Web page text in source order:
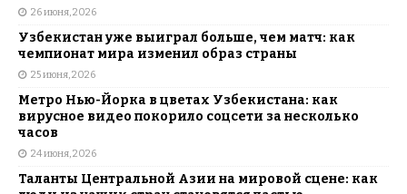
26 июня, 2026
Узбекистан уже выиграл больше, чем матч: как
чемпионат мира изменил образ страны
25 июня, 2026
Метро Нью-Йорка в цветах Узбекистана: как
вирусное видео покорило соцсети за несколько
часов
24 июня, 2026
Таланты Центральной Азии на мировой сцене: как